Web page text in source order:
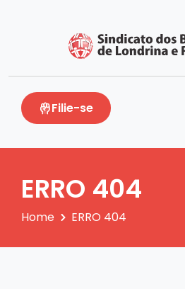
Filie-se
ERRO 404
Home ERRO 404